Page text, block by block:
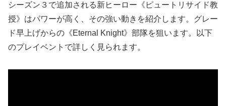
シーズン３で追加される新ヒーロー《ピュートリサイド教
授》はパワーが高く、その強い動きを紹介します。グレー
ド早上げからの《Eternal Knight》部隊を狙います。以下
のプレイベントで詳しく見られます。